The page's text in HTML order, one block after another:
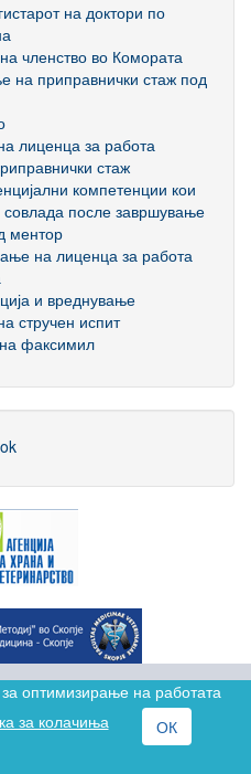
на доктори по
членство во Комората
на приправнички стаж под
лиценца за работа
стаж
компетенции кои
совлада после завршување
ментор
на лиценца за работа
и вреднување
стручен испит
факсимил
оптимизирање на работата
за колачиња ОК